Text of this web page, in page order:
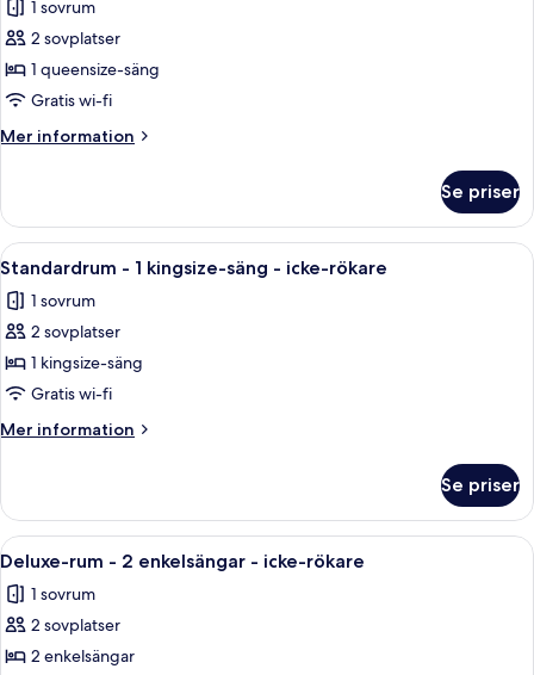
icke-
rökare
foton
för
Standardrum
-
1
queensize-
-
icke-
rökare
1 sovrum
2 sovplatser
1 queensize-säng
Gratis wi-fi
Mer information
Mer
-
queensize-
icke-
Se priser
Öppna
alla
foton
för
Standardrum
-
1
kingsize-
-
icke-
rökare
En snyggt bäddad säng med
4
Standardrum - 1 kingsize-säng - icke-rökare
1 sovrum
2 sovplatser
1 kingsize-säng
Gratis wi-fi
Mer information
Mer
-
kingsize-
icke-
Se priser
Öppna
alla
foton
för
Deluxe-
Ett hotellrum med en säng, två
4
Deluxe-rum - 2 enkelsängar - icke-rökare
1 sovrum
2 sovplatser
2 enkelsängar